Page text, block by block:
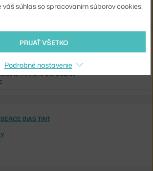
BIAS 170 X 240 CM, OCEAN
BIAS TINT
súhlas so spracovaním súborov cookies.
PRIJAŤ VŠETKO
Podrobné nastavenie